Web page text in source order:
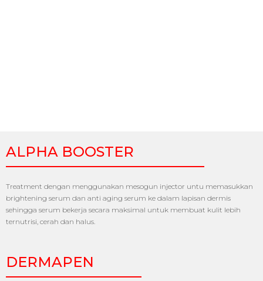
ALPHA BOOSTER
Treatment dengan menggunakan mesogun injector untu memasukkan
brightening serum dan anti aging serum ke dalam lapisan dermis
sehingga serum bekerja secara maksimal untuk membuat kulit lebih
ternutrisi, cerah dan halus.
DERMAPEN